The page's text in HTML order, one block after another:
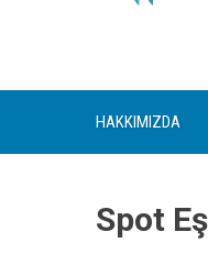
HAKKIMIZDA
Spot